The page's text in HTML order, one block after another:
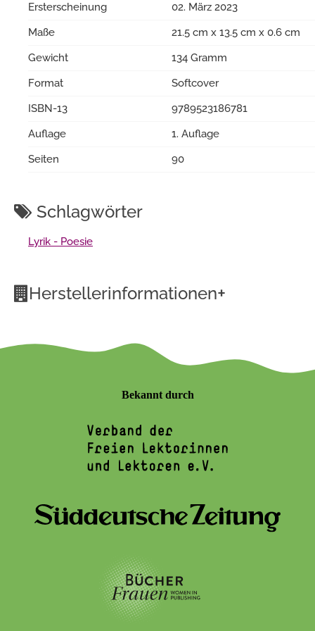
Ersterscheinung
02. März 2023
Maße
21.5 cm x 13.5 cm x 0.6 cm
Gewicht
134 Gramm
Format
Softcover
ISBN-13
9789523186781
Auflage
1. Auflage
Seiten
90
Schlagwörter
Lyrik - Poesie
Herstellerinformationen+
Bekannt durch